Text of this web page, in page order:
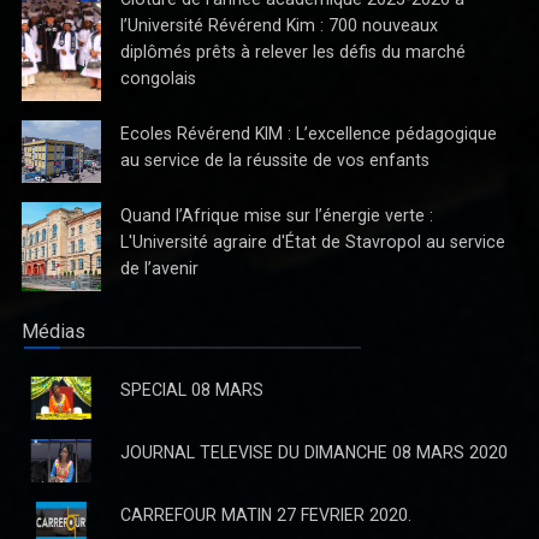
La Direction du Journal "Avenir" ne reconnaît pas la parution
du quotidien de jeudi 03 Octobre 2024
La Direction du Journal "Avenir" ne reconnaît pas la parution du
l’Université Révérend Kim : 700 nouveaux
diplômés prêts à relever les défis du marché
congolais
Ecoles Révérend KIM : L’excellence pédagogique
au service de la réussite de vos enfants
Quand l’Afrique mise sur l’énergie verte :
L'Université agraire d'État de Stavropol au service
de l’avenir
Médias
SPECIAL 08 MARS
JOURNAL TELEVISE DU DIMANCHE 08 MARS 2020
CARREFOUR MATIN 27 FEVRIER 2020.